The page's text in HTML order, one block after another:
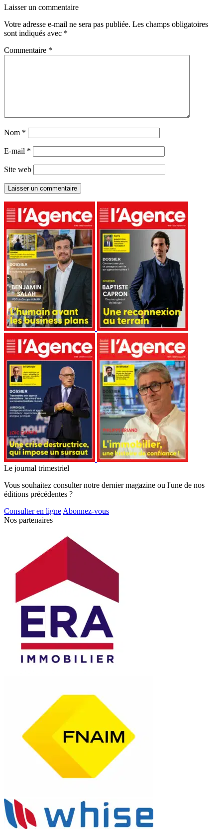
Laisser un commentaire
Votre adresse e-mail ne sera pas publiée. Les champs obligatoires
sont indiqués avec *
Commentaire *
Nom *
E-mail *
Site web
Le journal trimestriel
Vous souhaitez consulter notre dernier magazine ou l'une de nos
éditions précédentes ?
Consulter en ligne Abonnez-vous
Nos partenaires